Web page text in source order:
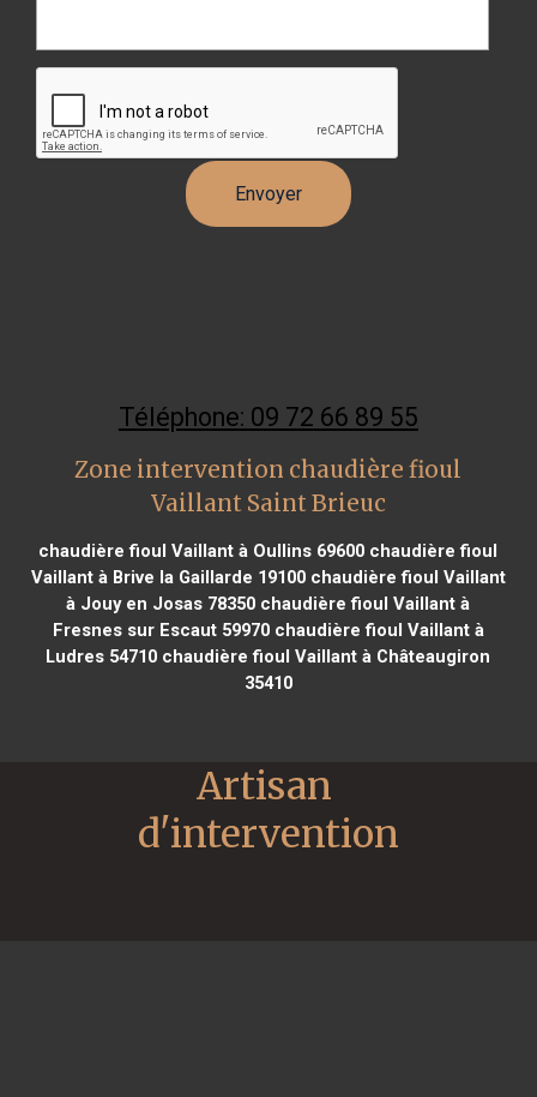
Téléphone: 09 72 66 89 55
Zone intervention chaudière fioul
Vaillant Saint Brieuc
chaudière fioul Vaillant à Oullins 69600 chaudière fioul
Vaillant à Brive la Gaillarde 19100chaudière fioul Vaillant
à Jouy en Josas 78350 chaudière fioul Vaillant à
Fresnes sur Escaut 59970chaudière fioul Vaillant à
Ludres 54710 chaudière fioul Vaillant à Châteaugiron
35410
Artisan
d'intervention